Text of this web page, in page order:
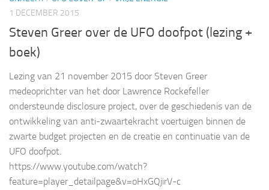
1 DECEMBER 2015
Steven Greer over de UFO doofpot (lezing +
boek)
Lezing van 21 november 2015 door Steven Greer
medeoprichter van het door Lawrence Rockefeller
ondersteunde disclosure project, over de geschiedenis van de
ontwikkeling van anti-zwaartekracht voertuigen binnen de
zwarte budget projecten en de creatie en continuatie van de
UFO doofpot.
https://www.youtube.com/watch?
feature=player_detailpage&v=oHxGQjirV-c